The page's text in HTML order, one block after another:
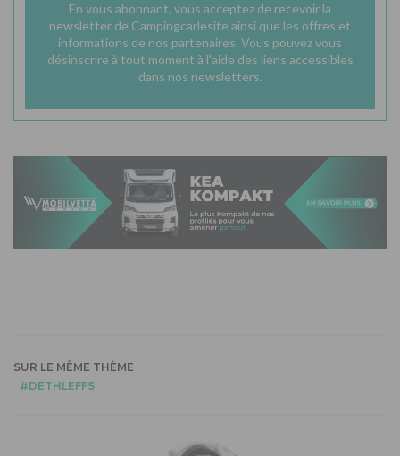
En vous abonnant, vous acceptez de recevoir la
newsletter de Campingcarlesite ainsi que les offres et
informations de nos partenaires. Vous pouvez vous
désinscrire à tout moment à l'aide des liens accessibles
dans nos newsletters.
SUR LE MÊME THÈME
DETHLEFFS